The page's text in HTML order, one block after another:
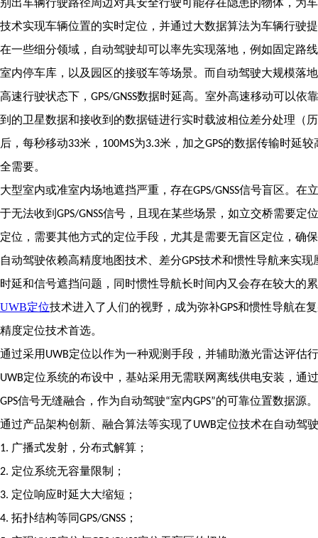
别出车辆行驶路径周边对其安全行驶可能存在隐患的物体，为
技术实现车辆位置的实时定位，并通过大数据算法为车辆行驶
在一些细分领域，自动驾驶却可以率先实现落地，例如固定路
室内停车库，以及园区的接驳车等场景。而自动驾驶大规模落
高速行驶状态下， GPS/GNSS数据时延高。室外高速移动可以依靠
到的卫星数据和接收到的数据链进行实时载波相位差分处理（
后，每秒移动33米， 100MS为3.3米，加之GPS的数据传输时延较
全需要。
大型室内或准室内场地遮挡严重，存在GPS/GNSS信号盲区。在
于无法收到 GPS/GNSS信号，且现在某些场景，如立交桥需要定
定位，需要其他方式的定位手段，尤其是需要无盲区定位，确
自动驾驶依赖高精度地图技术、差分GPS技术和惯性导航来实现
时延和信号遮挡问题，同时惯性导航长时间内又会存在较大的
UWB定位技术进入了人们的视野，成为弥补GPS和惯性导航在
精度定位技术首选。
通过采用 UWB定位以作为一种观测手段，并辅助激光雷达评估
UWB定位系统的布设中，基站采用无需联网离线供电安装，通
GPS信号无缝融合，作为自动驾驶“室内GPS”的可靠位置数据源。
通过产品架构创新、融合算法等实现了UWB定位技术在自动驾
1. 广播式发射，分布式解算；
2. 定位系统无容量限制；
3. 定位响应时延大大缩短；
4. 拓扑结构等同GPS/GNSS ；